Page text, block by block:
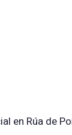
Rúa de